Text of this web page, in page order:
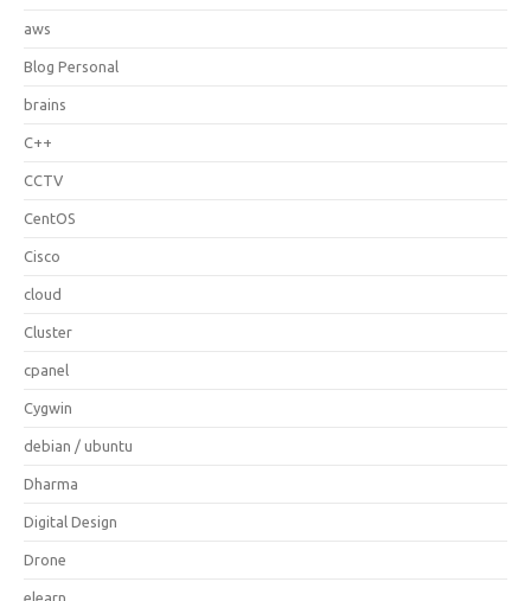
aws
Blog Personal
brains
C++
CCTV
CentOS
Cisco
cloud
Cluster
cpanel
Cygwin
debian / ubuntu
Dharma
Digital Design
Drone
elearn